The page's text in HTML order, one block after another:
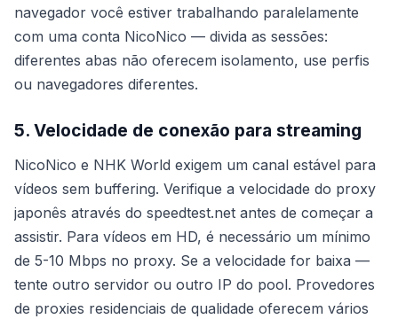
navegador você estiver trabalhando paralelamente
com uma conta NicoNico — divida as sessões:
diferentes abas não oferecem isolamento, use perfis
ou navegadores diferentes.
5. Velocidade de conexão para streaming
NicoNico e NHK World exigem um canal estável para
vídeos sem buffering. Verifique a velocidade do proxy
japonês através do speedtest.net antes de começar a
assistir. Para vídeos em HD, é necessário um mínimo
de 5-10 Mbps no proxy. Se a velocidade for baixa —
tente outro servidor ou outro IP do pool. Provedores
de proxies residenciais de qualidade oferecem vários